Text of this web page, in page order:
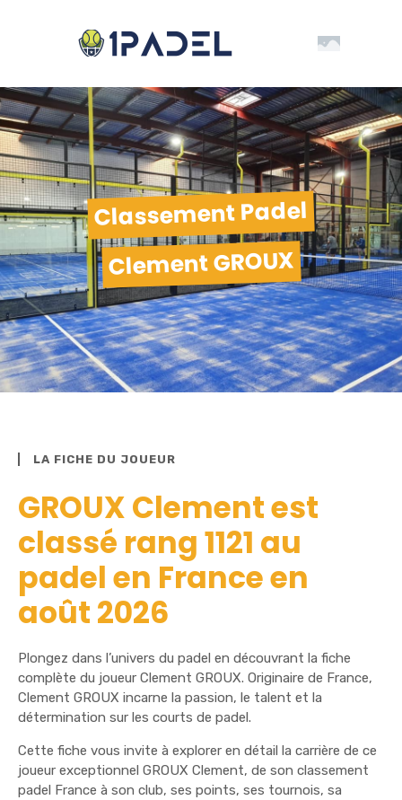
Classement Padel
Clement GROUX
LA FICHE DU JOUEUR
GROUX Clement est
classé rang 1121 au
padel en France en
août 2026
Plongez dans l’univers du padel en découvrant la fiche
complète du joueur Clement GROUX. Originaire de France,
Clement GROUX incarne la passion, le talent et la
détermination sur les courts de padel.
Cette fiche vous invite à explorer en détail la carrière de ce
joueur exceptionnel GROUX Clement, de son classement
padel France à son club, ses points, ses tournois, sa